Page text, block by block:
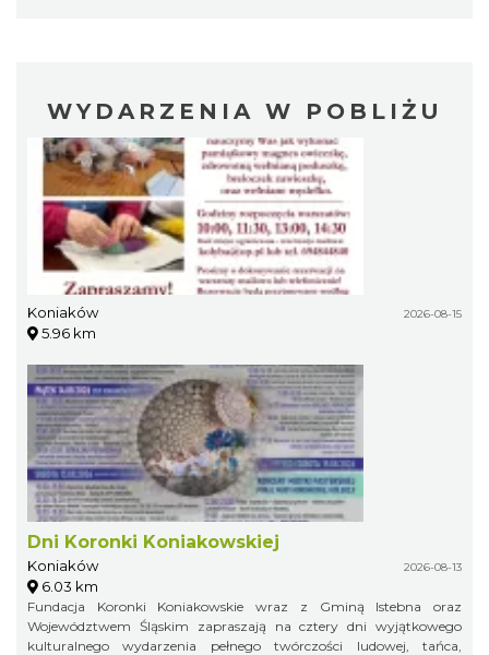
WYDARZENIA W POBLIŻU
Koniaków 2026-08-15
5.96 km
Dni Koronki Koniakowskiej
Koniaków 2026-08-13
6.03 km
Fundacja Koronki Koniakowskie wraz z Gminą Istebna oraz
Województwem Śląskim zapraszają na cztery dni wyjątkowego
kulturalnego wydarzenia pełnego twórczości ludowej, tańca,